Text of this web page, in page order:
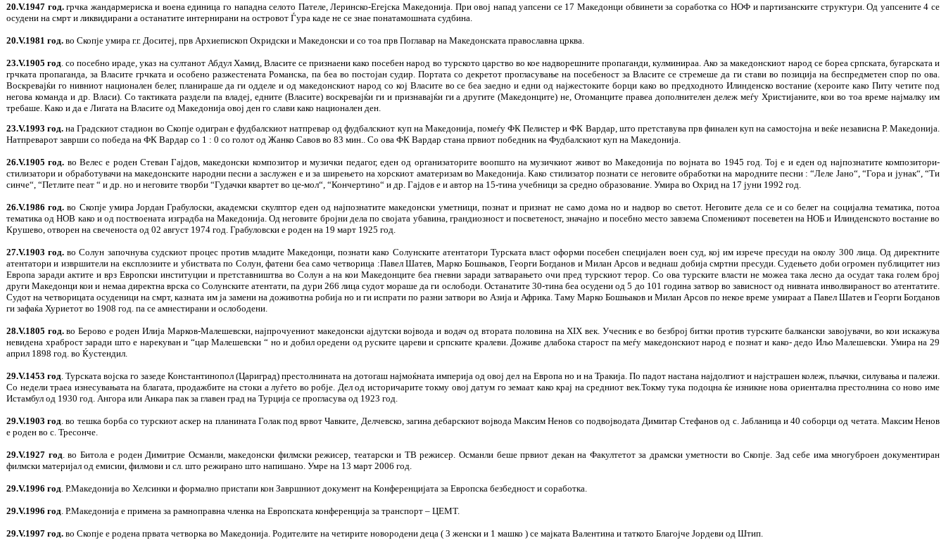
20.V.1947 год.грчка жандармериска и воена единица го нападна селото Пателе, Леринско-Егејска Македонија. При овој напад уапсени се 17 Македонци обвинети за соработка со НОФ и партизанските структури. Од уапсените 4 се
осудени на смрт и ликвидирани а останатите интернирани на островот Ѓура каде не се знае понатамошната судбина.
20.V.1981 год. во Скопје умира г.г. Доситеј, прв Архиепископ Охридски и Македонски и со тоа прв Поглавар на Македонската православна црква.
23.V.1905 год . со посебно ираде, указ на султанот Абдул Хамид, Власите се признаени како посебен народ во турското царство во кое надворешните пропаганди, кулминираа. Ако за македонскиот народ се бореа српската, бугарската и
грчката пропаганда, за Власите грчката и особено разжестената Романска, па беа во постојан судир. Портата со декретот прогласување на посебеност за Власите се стремеше да ги стави во позиција на беспредметен спор по ова.
Воскревајќи го нивниот национален белег, планираше да ги одделе и од македонскиот народ со кој Власите во се беа заедно и едни од најжестоките борци како во предходното Илинденско востание (хероите како Питу четите под
негова команда и др. Власи). Со тактиката раздели па владеј, едните (Власите) воскревајќи ги и признавајќи ги а другите (Македонците) не, Отоманците правеа дополнителен дележ меѓу Христијаните, кои во тоа време најмалку им
требаше. Како и да е Лигата на Власите од Македонија овој ден го слави како национален ден.
23.V.1993 год. на Градскиот стадион во Скопје одигран е фудбалскиот натпревар од фудбалскиот куп на Македонија, помеѓу ФК Пелистер и ФК Вардар, што претставува прв финален куп на самостојна и веќе независна Р. Македонија.
Натпреварот заврши со победа на ФК Вардар со 1 : 0 со голот од Жанко Савов во 83 мин.. Со ова ФК Вардар стана првиот победник на Фудбалскиот куп на Македонија.
26.V.1905 год. во Велес е роден Стеван Гајдов, македонски композитор и музички педагог, еден од организаторите воопшто на музичкиот живот во Македонија по војната во 1945 год. Тој е и еден од најпознатите композитори-
стилизатори и обработувачи на македонските народни песни а заслужен е и за ширењето на хорскиот аматеризам во Македонија. Како стилизатор познати се неговите обработки на мародните песни : “Леле Јано“, “Гора и јунак“, “Ти
синче“, “Петлите пеат “ и др. но и неговите творби “Гудачки квартет во це-мол“, “Кончертино“ и др. Гајдов е и автор на 15-тина учебници за средно образование. Умира во Охрид на 17 јуни 1992 год.
26.V.1986 год. во Скопје умира Јордан Грабулоски, академски скулптор еден од најпознатите македонски уметници, познат и признат не само дома но и надвор во светот. Неговите дела се и со белег на социјална тематика, потоа
тематика од НОВ како и од поствоената изградба на Македонија. Од неговите бројни дела по својата убавина, грандиозност и посветеност, значајно и посебно место завзема Споменикот посеветен на НОБ и Илинденското востание во
Крушево, отворен на свеченоста од 02 август 1974 год. Грабуловски е роден на 19 март 1925 год.
27.V.1903 год. во Солун започнува судскиот процес против младите Македонци, познати како Солунските атентатори Турската власт оформи посебен специјален воен суд, кој им изрече пресуди на околу 300 лица. Од директните
атентатори и извршители на експлозиите и убиствата по Солун, фатени беа само четворица :Павел Шатев, Марко Бошњаков, Георги Богданов и Милан Арсов и веднаш добија смртни пресуди. Судењето доби огромен публицитет низ
Европа заради актите и врз Европски институции и претставништва во Солун а на кои Македонците беа гневни заради затварањето очи пред турскиот терор. Со ова турските власти не можеа така лесно да осудат така голем број
други Македонци кои и немаа директна врска со Солунските атентати, па дури 266 лица судот мораше да ги ослободи. Останатите 30-тина беа осудени од 5 до 101 година затвор во зависност од нивната инволвираност во атентатите.
Судот на четворицата осуденици на смрт, казната им ја замени на доживотна робија но и ги испрати по разни затвори во Азија и Африка. Таму Марко Бошњаков и Милан Арсов по некое време умираат а Павел Шатев и Георги Богданов
ги зафаќа Хуриетот во 1908 год. па се амнестирани и ослободени.
28.V.1805 год.во Берово е роден Илија Марков-Малешевски, најпрочуениот македонски ајдутски војвода и водач од втората половина на XIX век. Учесник е во безброј битки против турските балкански завојувачи, во кои искажува
невидена храброст заради што е нарекуван и “цар Малешевски “ но и добил оредени од руските цареви и српските кралеви. Доживе длабока старост па меѓу македонскиот народ е познат и како- дедо Иљо Малешевски. Умира на 29
април 1898 год. во Ќустендил.
29.V.1453 год. Турската војска го зазеде Константинопол (Цариград) престолнината на дотогаш најмоќната империја од овој дел на Европа но и на Тракија. По падот настана најдолгиот и најстрашен колеж, пљачки, силувања и палежи.
Со недели траеа изнесувањата на благата, продажбите на стоки а луѓето во робје. Дел од историчарите токму овој датум го земаат како крај на средниот век.Токму тука подоцна ќе изникне нова ориентална престолнина со ново име
Истамбул од 1930 год. Ангора или Анкара пак за главен град на Турција се прогласува од 1923 год.
29.V.1903 год. во тешка борба со турскиот аскер на планината Голак под врвот Чавките, Делчевско, загина дебарскиот војвода Максим Ненов со подвојводата Димитар Стефанов од с. Јабланица и 40 соборци од четата. Максим Ненов
е роден во с. Тресонче.
29.V.1927 год. во Битола е роден Димитрие Османли, македонски филмски режисер, театарски и ТВ режисер. Османли беше првиот декан на Факултетот за драмски уметности во Скопје. Зад себе има многуброен документиран
филмски материјал од емисии, филмови и сл. што режирано што напишано. Умре на 13 март 2006 год.
29.V.1996 год. Р.Македонија во Хелсинки и формално пристапи кон Завршниот документ на Конференцијата за Европска безбедност и соработка.
29.V.1996 год. Р.Македонија е примена за рамноправна членка на Европската конференција за транспорт – ЦЕМТ.
29.V.1997 год. во Скопје е родена првата четворка во Македонија. Родителите на четирите новородени деца ( 3 женски и 1 машко ) се мајката Валентина и таткото Благојче Јордеви од Штип.